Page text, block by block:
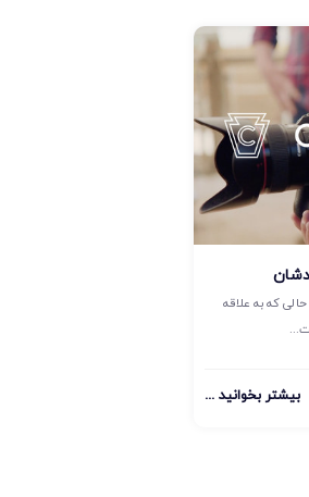
که به علاقه
بیشتر بخوانید ...